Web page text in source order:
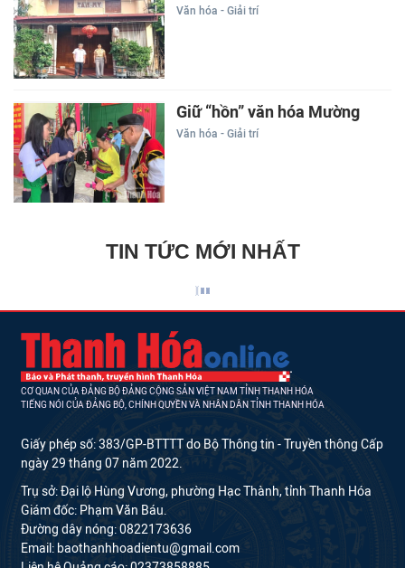
Văn hóa - Giải trí
Giữ “hồn” văn hóa Mường
Văn hóa - Giải trí
TIN TỨC MỚI NHẤT
CƠ QUAN CỦA ĐẢNG BỘ ĐẢNG CỘNG SẢN VIỆT NAM TỈNH THANH HÓA
TIẾNG NÓI CỦA ĐẢNG BỘ, CHÍNH QUYỀN VÀ NHÂN DÂN TỈNH THANH HÓA
Giấy phép số: 383/GP-BTTTT do Bộ Thông tin - Truyền thông Cấp
ngày 29 tháng 07 năm 2022.
Trụ sở: Đại lộ Hùng Vương, phường Hạc Thành, tỉnh Thanh Hóa
Giám đốc: Phạm Văn Báu.
Đường dây nóng: 0822173636
Email: baothanhhoadientu@gmail.com